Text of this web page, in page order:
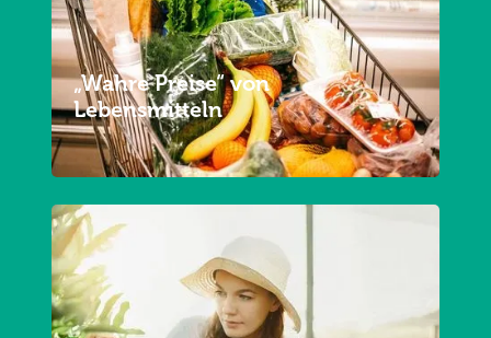
„Wahre Preise“ von
Lebensmitteln